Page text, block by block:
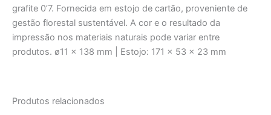
grafite 0’7. Fornecida em estojo de cartão, proveniente de
gestão florestal sustentável. A cor e o resultado da
impressão nos materiais naturais pode variar entre
produtos. ø11 x 138 mm | Estojo: 171 x 53 x 23 mm
Produtos relacionados